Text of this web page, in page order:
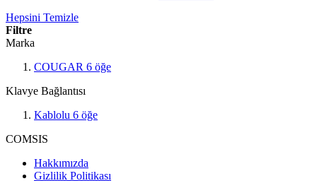
Hepsini Temizle
Filtre
Marka
COUGAR 6 öğe
Klavye Bağlantısı
Kablolu 6 öğe
COMSIS
Hakkımızda
Gizlilik Politikası